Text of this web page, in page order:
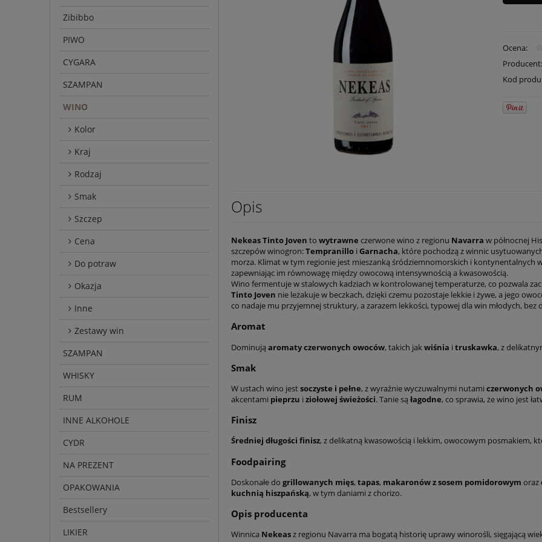
Zibibbo
PIWO
CYGARA
SZAMPAN
WINO
Kolor
Kraj
Rodzaj
Smak
Szczep
Cena
Do potraw
Okazja
Inne
Zestawy win
SZAMPAN
WHISKY
RUM
INNE ALKOHOLE
CYDR
NA PREZENT
OPAKOWANIA
Bestsellery
LIKIER
Ocena:
Kod
Opis
Nekeas Tinto Joven to wytrawne czerwone wino z regionu Navarra w północnej
szczepów winogron:Tempranillo i Garnacha, które pochodzą z winnic
morza. Klimat w tym regionie jest mieszanką śródziemnomorskich i kontynentalnych
zapewniając im równowagę między owocową intensywnością a kwasowością.
Wino fermentuje w stalowych kadziach w kontrolowanej temperaturze, co pozwala
Tinto Joven nie leżakuje w beczkach, dzięki czemu pozostaje lekkie i żywe, a jego
co nadaje mu przyjemnej struktury, a zarazem lekkości, typowej dla win młodych, bez
Aromat
Dominują aromaty czerwonych owoców, takich jakwiśnia i truskawka, z
Smak
W ustach wino jestsoczyste i pełne, z wyraźnie wyczuwalnymi nutami czerwonych
akcentami pieprzu i ziołowej świeżości. Tanie są łagodne, co sprawia, że wino jest
Finisz
Średniej długości finisz, z delikatną kwasowością i lekkim, owocowym posmakiem,
Foodpairing
Doskonałe do grillowanych mięs, tapas, makaronów z sosem pomidorowym oraz
kuchnią hiszpańską, w tym daniami z chorizo.
Opis producenta
Winnica Nekeasz regionu Navarra ma bogatą historię uprawy winorośli, sięgającą